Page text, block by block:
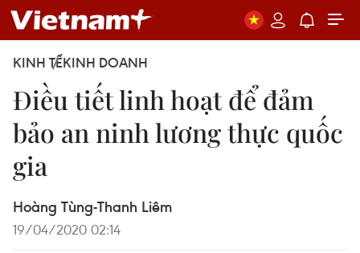
KINH TẾKINH DOANH
Điều tiết linh hoạt để đảm
bảo an ninh lương thực quốc
gia
Hoàng Tùng-Thanh Liêm
19/04/2020 02:14